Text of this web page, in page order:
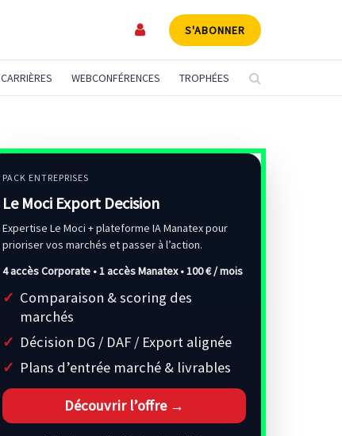
S'ABONNER
CARRIÈRES WEBCONFÉRENCES TROPHÉES
PACK ENTREPRISES
Le Moci Export Decision
Expertise Le Moci + plateforme IA Manatex pour
prioriser vos marchés et passer à l’action.
4 accès Corporate • 1 accès Manatex •100 € / mois
Comparaison & scoring des
marchés
Décision DG / DAF / Export alignée
Plans d’entrée marché & livrables
Découvrir l’offre →